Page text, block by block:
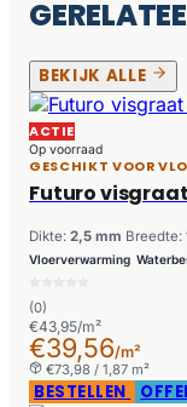
BEKIJK ALLE
ACTIE
Op voorraad
GESCHIKT VOOR
Futuro visgraat
Dikte: 2,5 mm Breedte:
Vloerverwarming
(0)
€43,95/m²
€39,56/m²
€73,98 / 1,87 m²
BESTELLEN